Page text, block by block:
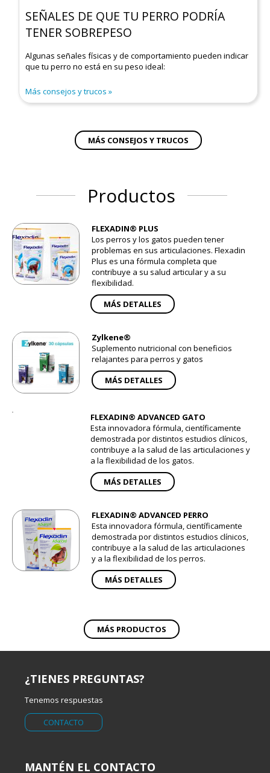
SEÑALES DE QUE TU PERRO PODRÍA
TENER SOBREPESO
Algunas señales físicas y de comportamiento pueden indicar
que tu perro no está en su peso ideal:
Más consejos y trucos
MÁS CONSEJOS Y TRUCOS
Productos
FLEXADIN® PLUS
Los perros y los gatos pueden tener
problemas en sus articulaciones. Flexadin
Plus es una fórmula completa que
contribuye a su salud articular y a su
flexibilidad.
MÁS DETALLES
Zylkene®
Suplemento nutricional con beneficios
relajantes para perros y gatos
MÁS DETALLES
FLEXADIN® ADVANCED GATO
Esta innovadora fórmula, científicamente
demostrada por distintos estudios clínicos,
contribuye a la salud de las articulaciones y
a la flexibilidad de los gatos.
MÁS DETALLES
FLEXADIN® ADVANCED PERRO
Esta innovadora fórmula, científicamente
demostrada por distintos estudios clínicos,
contribuye a la salud de las articulaciones
y a la flexibilidad de los perros.
MÁS DETALLES
MÁS PRODUCTOS
¿TIENES PREGUNTAS?
Tenemos respuestas
CONTACTO
MANTÉN EL CONTACTO